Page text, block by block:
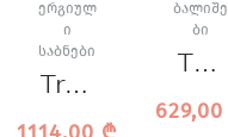
ᲔᲠᲒᲘᲣᲚ
Ი
ᲡᲐᲑᲜᲔᲑᲘ
Trau
ᲑᲐᲚᲘᲨᲔ
ᲑᲘ
Tec
gel
629,00